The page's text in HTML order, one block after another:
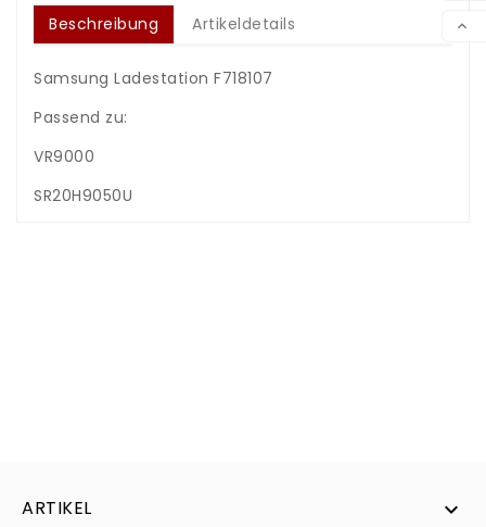

Beschreibung Artikeldetails
Samsung Ladestation F718107
Passend zu:
VR9000
SR20H9050U
ARTIKEL 